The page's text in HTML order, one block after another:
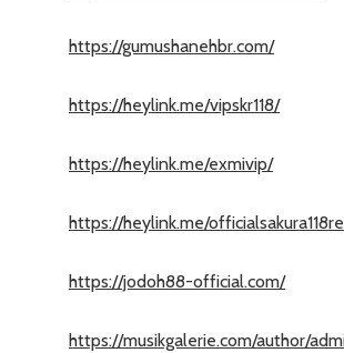
https://gumushanehbr.com/
https://heylink.me/vipskr118/
https://heylink.me/exmivip/
https://heylink.me/
https://jodoh88-official.com/
https://musikgalerie.com/author/